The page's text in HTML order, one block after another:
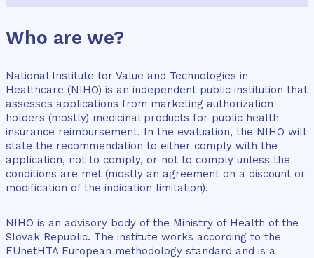
Who are we?
National Institute for Value and Technologies in
Healthcare (NIHO) is an independent public institution that
assesses applications from marketing authorization
holders (mostly) medicinal products for public health
insurance reimbursement. In the evaluation, the NIHO will
state the recommendation to either comply with the
application, not to comply, or not to comply unless the
conditions are met (mostly an agreement on a discount or
modification of the indication limitation).
NIHO is an advisory body of the Ministry of Health of the
Slovak Republic. The institute works according to the
EUnetHTA European methodology standard and is a